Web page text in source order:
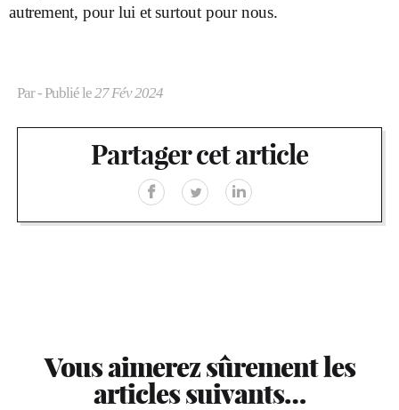
autrement, pour lui et surtout pour nous.
Par- Publié le27 Fév 2024
Partager cet article
Vous aimerez sûrement les
articles suivants…